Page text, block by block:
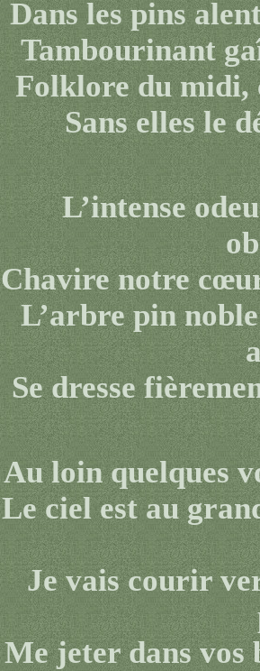
Dans les pins
Tambourinant
Folklore du midi,
Sans elles le
L’intense
Chavire notre
L’arbre pin
Se dresse
Au loin quelques
Le ciel est au
Je vais courir
Me jeter dans vos